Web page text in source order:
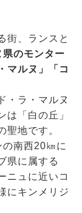
街、ランスと
県のモンター
マルヌ」
「コ
・ラ・マルヌ
は「白の丘」
聖地です。
南西20㎞に
県に属する
ニュに近いコ
にキンメリジ